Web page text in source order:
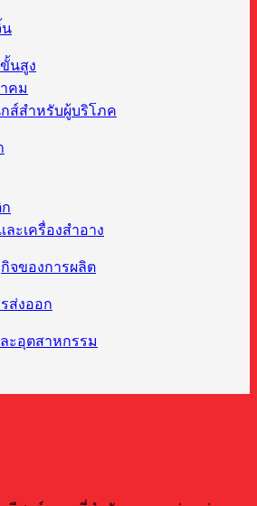
น
นสูง
คม
ส์สำหรับผู้บริโภค
ะเครื่องสำอาง
จของการผลิต
ส่งออก
ะอุตสาหกรรม